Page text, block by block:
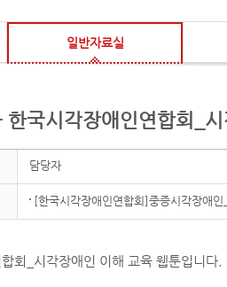
일반자료실
한국시각장애인연합회_
담당자
[한국시각장애인연합회]중증시각장애
회_시각장애인 이해 교육 웹툰입니다.